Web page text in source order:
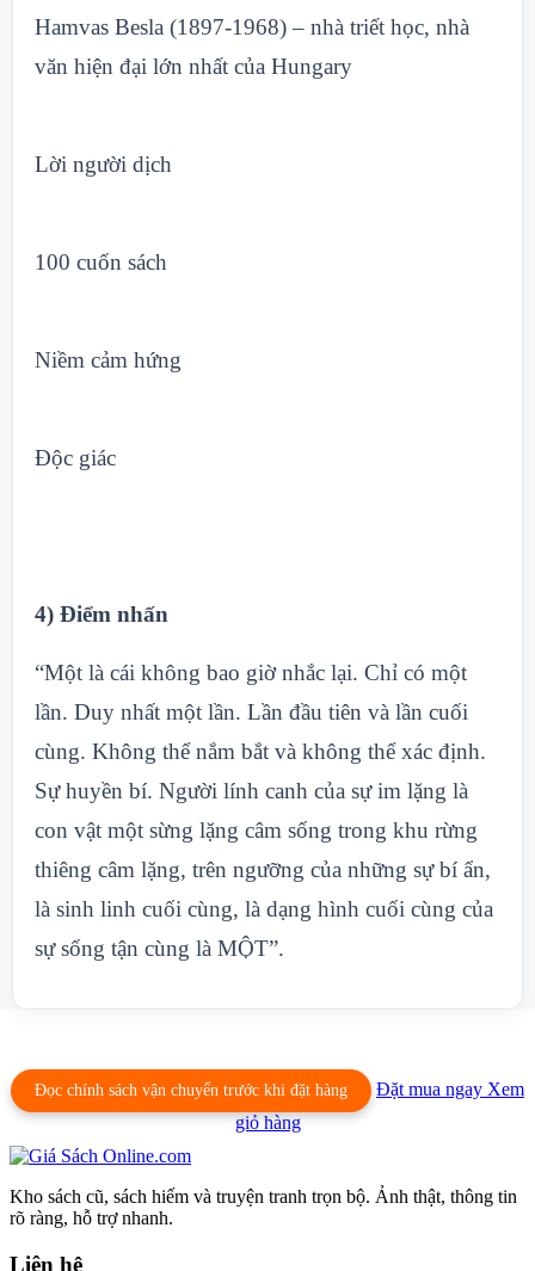
Hamvas Besla (1897-1968) – nhà triết học, nhà
văn hiện đại lớn nhất của Hungary
Lời người dịch
100 cuốn sách
Niềm cảm hứng
Độc giác
4) Điểm nhấn
“Một là cái không bao giờ nhắc lại. Chỉ có một
lần. Duy nhất một lần. Lần đầu tiên và lần cuối
cùng. Không thể nắm bắt và không thể xác định.
Sự huyền bí. Người lính canh của sự im lặng là
con vật một sừng lặng câm sống trong khu rừng
thiêng câm lặng, trên ngưỡng của những sự bí ẩn,
là sinh linh cuối cùng, là dạng hình cuối cùng của
sự sống tận cùng là MỘT”.
Đọc chính sách vận chuyển trước khi đặt hàng Đặt mua ngay Xem
giỏ hàng
Kho sách cũ, sách hiếm và truyện tranh trọn bộ. Ảnh thật, thông tin
rõ ràng, hỗ trợ nhanh.
Liên hệ